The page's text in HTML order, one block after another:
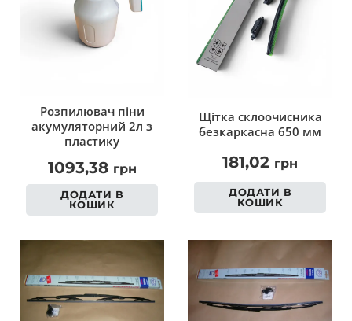
Розпилювач піни
акумуляторний 2л з
пластику
1093,38 грн
ДОДАТИ В
КОШИК
Щітка склоочисника
безкаркасна 650 мм
181,02 грн
ДОДАТИ В
КОШИК